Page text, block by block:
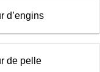
d’engins
de pelle